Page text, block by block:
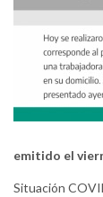
emitido el
Situación